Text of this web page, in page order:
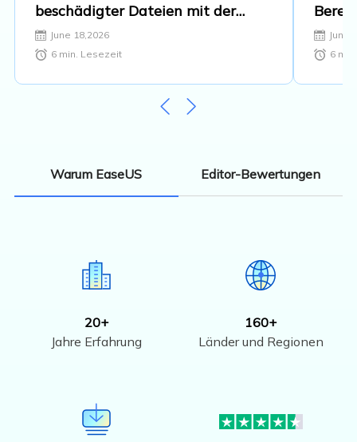
beschädigter Dateien mit der
Eingabeaufforderung(CMD)
June 18,2026
6min. Lesezeit
June
6
Warum EaseUS Editor-Bewertungen
20+
Jahre Erfahrung
160+
Länder und Regionen